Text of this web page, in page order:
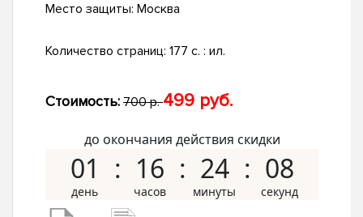
Место защиты: Москва
Количество страниц: 177 с. : ил.
Стоимость: 700 р.499 руб.
до окончания действия скидки
01 16 24 07